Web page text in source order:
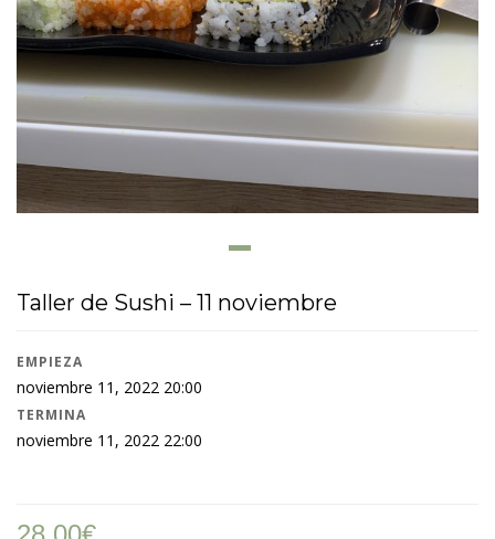
Taller de Sushi – 11 noviembre
EMPIEZA
noviembre 11, 2022 20:00
TERMINA
noviembre 11, 2022 22:00